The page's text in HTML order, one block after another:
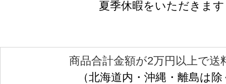
夏季休暇をいただきます
商品合計金額が2万円以上で送
（北海道内・沖縄・離島は